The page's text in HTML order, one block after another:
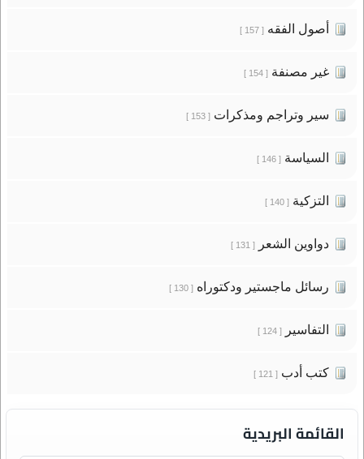
أصول الفقه[ 157 ]
غير مصنفة[ 154 ]
سير وتراجم ومذكرات[ 153 ]
السياسة[ 146 ]
التزكية[ 140 ]
دواوين الشعر[ 131 ]
رسائل ماجستير ودكتوراه[ 130 ]
التفاسير[ 124 ]
كتب أدب[ 121 ]
القائمة البريدية